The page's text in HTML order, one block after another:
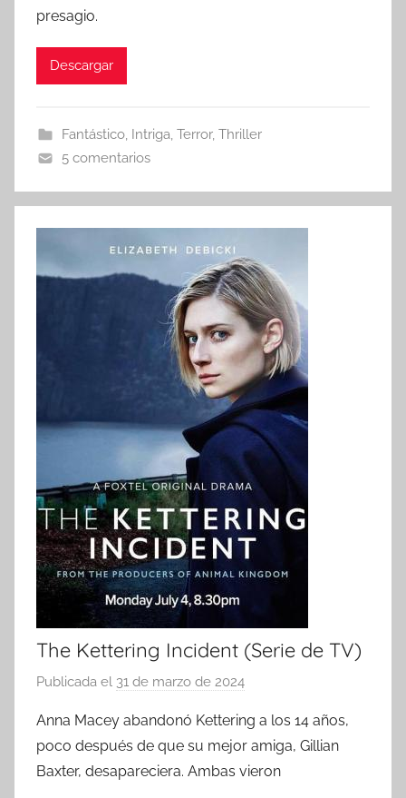
presagio.
Descargar
Fantástico, Intriga, Terror, Thriller
5 comentarios
The Kettering Incident (Serie de TV)
Publicada el 31 de marzo de 2024
r
Anna Macey abandonó Kettering a los 14 años,
poco después de que su mejor amiga, Gillian
Baxter, desapareciera. Ambas vieron